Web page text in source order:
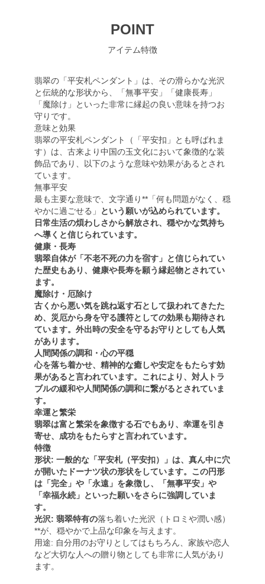
POINT
アイテム特徴
翡翠の「平安札ペンダント」は、その滑らかな光沢
と伝統的な形状から、「無事平安」「健康長寿」
「魔除け」といった非常に縁起の良い意味を持つお
守りです。
意味と効果
翡翠の平安札ペンダント（「平安扣」とも呼ばれま
す）は、古来より中国の玉文化において象徴的な装
飾品であり、以下のような意味や効果があるとされ
ています。
無事平安
最も主要な意味で、文字通り**「何も問題がなく、穏
やかに過ごせる」
という願いが込められています。
日常生活の煩わしさから解放され、穏やかな気持ち
へ導くと信じられています。
健康・長寿
翡翠自体が「不老不死の力を宿す」と信じられてい
た歴史もあり、健康や長寿を願う縁起物とされてい
ます。
魔除け・厄除け
古くから悪い気を跳ね返す石として扱われてきたた
め、災厄から身を守る護符としての効果も期待され
ています。外出時の安全を守るお守りとしても人気
があります。
人間関係の調和・心の平穏
心を落ち着かせ、精神的な癒しや安定をもたらす効
果があると言われています。これにより、対人トラ
ブルの緩和や人間関係の調和に繋がるとされていま
す。
幸運と繁栄
翡翠は富と繁栄を象徴する石でもあり、幸運を引き
寄せ、成功をもたらすと言われています。
特徴
形状: 一般的な「平安札（平安扣）」は、真ん中に穴
が開いたドーナツ状の形状をしています。この円形
は「完全」や「永遠」を象徴し、「無事平安」や
「幸福永続」といった願いをさらに強調していま
す。
光沢: 翡翠特有の落ち着いた光沢（トロミや潤い感）
**が、穏やかで上品な印象を与えます。
用途: 自分用のお守りとしてはもちろん、家族や恋人
など大切な人への贈り物としても非常に人気があり
ます。